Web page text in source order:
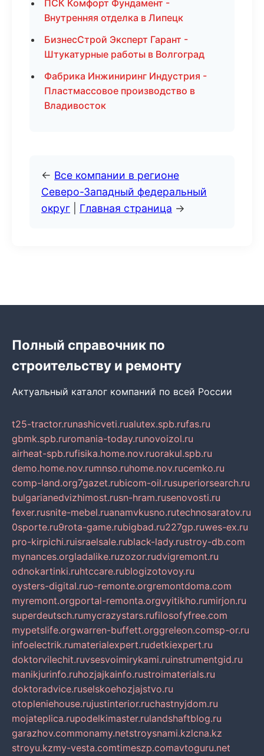
ПСК Комфорт Фундамент -
Внутренняя отделка в Липецк
БизнесСтрой Эксперт Гарант -
Штукатурные работы в Волгоград
Фабрика Инжиниринг Индустрия -
Пластмассовое производство в
Владивосток
← Все компании в регионе
Северо-Западный федеральный
округ
Главная страница →
Полный справочник по
строительству и ремонту
Актуальный каталог компаний по всей России
t25-tractor.runashicveti.rualutex.spb.rufas.ru
gbmk.spb.ruromania-today.runovoizol.ru
airheat-spb.rufisika.home.nov.ruorakul.spb.ru
demo.home.nov.rumnso.ruhome.nov.rucemko.ru
comp-land.org7gazet.rubicom-oil.rusuperiorsearch.ru
bulgarianedvizhimost.rusn-hram.rusenovosti.ru
fexer.rusnite-mebel.ruanamvkusno.rutechnosaratov.ru
0sporte.ru9rota-game.rubigbad.ru227gp.ruwes-ex.ru
pro-kirpichi.ruisraelsale.rublack-lady.rustroy-db.com
mynances.orgladalike.ruzozor.rudvigremont.ru
odnokartinki.ruhtccare.rublogizotovoy.ru
oysters-digital.ruo-remonte.orgremontdoma.com
myremont.orgportal-remonta.orgvyitikho.rumirjon.ru
superdeutsch.rumycrazystars.rufilosofyfree.com
mypetslife.orgwarren-buffett.orggreleon.comsp-or.ru
infoelectrik.rumaterialexpert.rudetkiexpert.ru
doktorvilechit.ruvsesvoimirykami.ruinstrumentgid.ru
manikjurinfo.ruhozjajkainfo.rustroimaterials.ru
doktoradvice.ruselskoehozjajstvo.ru
otopleniehouse.rujustinterior.ruchastnyjdom.ru
mojateplica.rupodelkimaster.rulandshaftblog.ru
garazhov.commonamy.netstroysnami.kzlcna.kz
stroyu.kzmy-vesta.comtimeszp.comavtoguru.net